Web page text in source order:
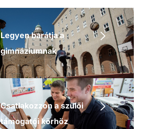
Legyen barátja a
gimnáziumnak
Csatlakozzon a szülői
támogatói körhöz